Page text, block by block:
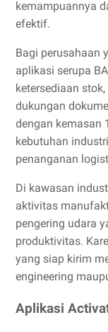
kemampuannya
efektif.
Bagi perusahaan
aplikasi serupa
ketersediaan
dukungan
dengan kemasan
kebutuhan
penanganan
Di kawasan
aktivitas
pengering udara
produktivitas.
yang siap kirim
engineering
Aplikasi